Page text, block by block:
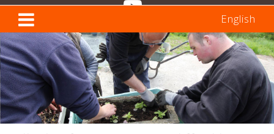
English